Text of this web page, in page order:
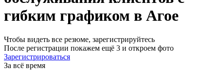
гибким графиком в Агое
Чтобы видеть все резюме, зарегистрируйтесь
После регистрации покажем ещё 3 и откроем фото
Зарегистрироваться
За всё время